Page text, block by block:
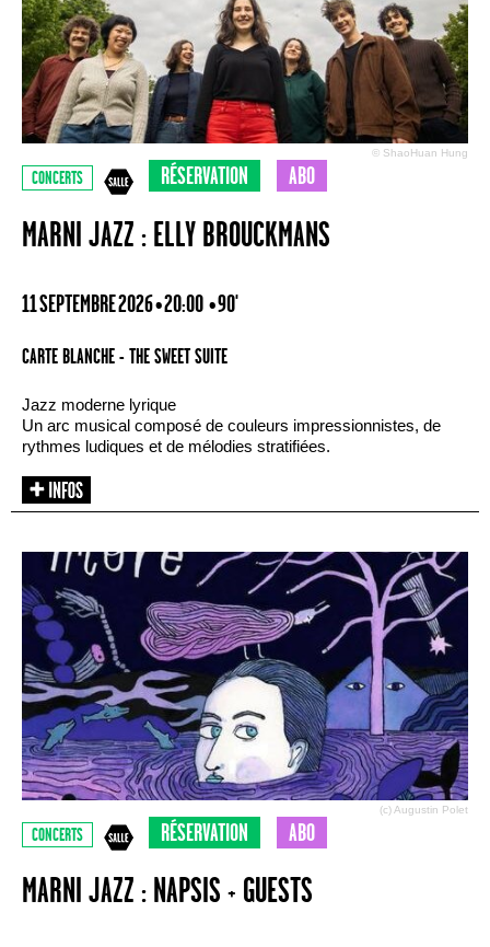
© ShaoHuan Hung
CONCERTS RÉSERVATION ABO
MARNI JAZZ : ELLY BROUCKMANS
11 SEPTEMBRE 2026 • 20:00 • 90'
CARTE BLANCHE - THE SWEET SUITE
Jazz moderne lyrique
Un arc musical composé de couleurs impressionnistes, de
rythmes ludiques et de mélodies stratifiées.
(c) Augustin Polet
CONCERTS RÉSERVATION ABO
MARNI JAZZ : NAPSIS + GUESTS